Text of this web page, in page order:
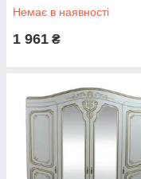
Немає в наявності
1 961 ₴